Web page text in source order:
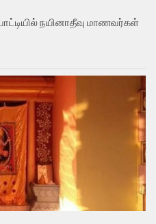
நயினாதீவு மாணவர்கள்